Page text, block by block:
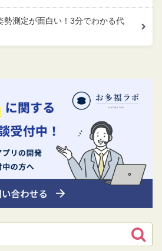
勢測定が面白い！3分でわかる代